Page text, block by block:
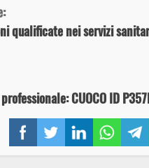
FacebookTwitterLinkedIn
qualificate nei servizi
CUOCO ID